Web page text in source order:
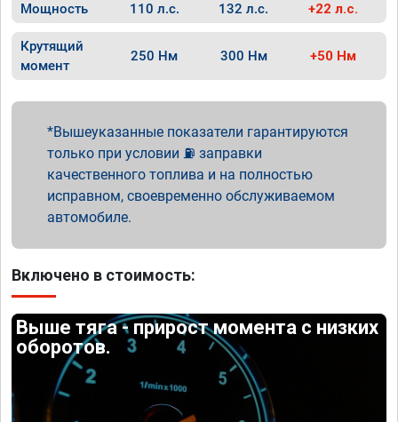
Мощность 110 л.с. 132 л.с. +22 л.с.
Крутящий
момент
250 Нм 300 Нм +50 Нм
Вышеуказанные показатели гарантируются
только при условии ⛽ заправки
качественного топлива и на полностью
исправном, своевременно обслуживаемом
автомобиле.
Включено в стоимость:
Выше тяга - прирост момента с низких
оборотов.